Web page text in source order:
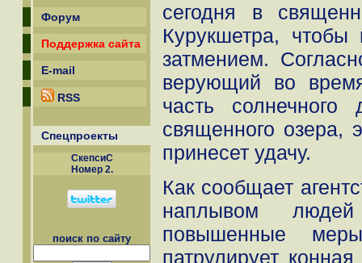
Форум
Поддержка сайта
E-mail
RSS
Спецпроекты
СкепсиС
Номер 2.
поиск по сайту
сегодня в
Курукшетра,
затмением.
верующий во
часть
священного озера,
принесет удачу.
Как сообщает
наплывом
повышенные
патрулирует